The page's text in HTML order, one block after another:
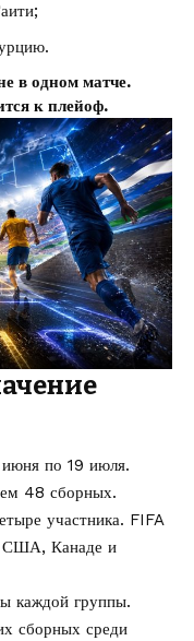
в одном матче.
к плейоф.
по 19 июля.
48 сборных.
участника. FIFA
США, Канаде и
каждой группы.
сборных среди